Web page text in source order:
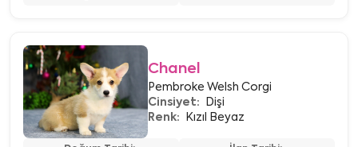
Chanel
Pembroke Welsh Corgi
Cinsiyet:
Dişi
Renk:
Kızıl Beyaz